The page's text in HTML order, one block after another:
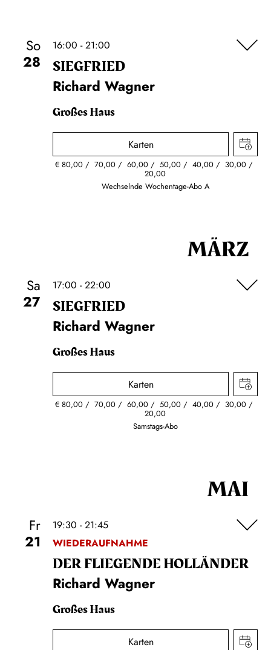
So
28
16:00 - 21:00
SIEG­FRIED
Richard Wagner
Großes Haus
Karten
€80,00 70,00 60,00 50,00 40,00 30,00
20,00
Wechselnde Wochentage-Abo A
MÄRZ
Sa
27
17:00 - 22:00
SIEG­FRIED
Richard Wagner
Großes Haus
Karten
€80,00 70,00 60,00 50,00 40,00 30,00
20,00
Samstags-Abo
MAI
Fr
21
19:30 - 21:45
WIEDERAUFNAHME
DER FLIE­GEN­DE HOL­LÄN­DER
Richard Wagner
Großes Haus
Karten